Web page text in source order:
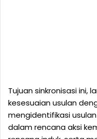
Tujuan sinkronisasi ini,
kesesuaian usulan
mengidentifikasi
dalam rencana aksi